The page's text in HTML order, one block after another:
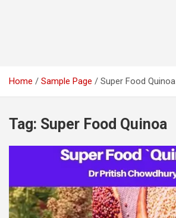
Home Sample Page Super Food Quinoa
Tag: Super Food Quinoa